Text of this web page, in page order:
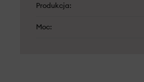
Produkcja
Moc